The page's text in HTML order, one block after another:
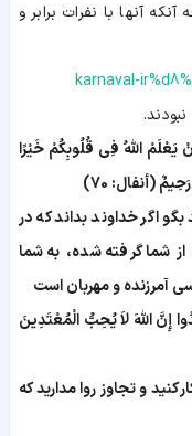
آنها با نفرات برابر و
یَعْلَمْ اللَّهُ فِی قُلُوبِكُمْ خَیْرًا
(أنفال: 70)
اگر خداوند بداند که در
شما گرفته شده، به شما
آمرزنده و مهربان است
إِنَّ اللَّهَ لاَ یُحِبُّ الْمُعْتَدِینَ
کنید و تجاوز روا مدارید که